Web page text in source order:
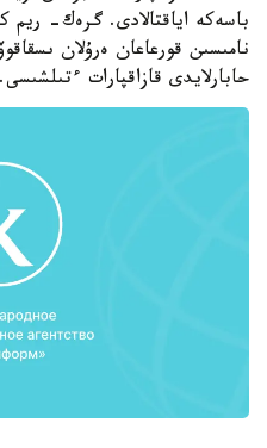
نامىسىن قورعاعان ەرۇلان
حابارلايدى قازاقپارات ءتىلشىسى.